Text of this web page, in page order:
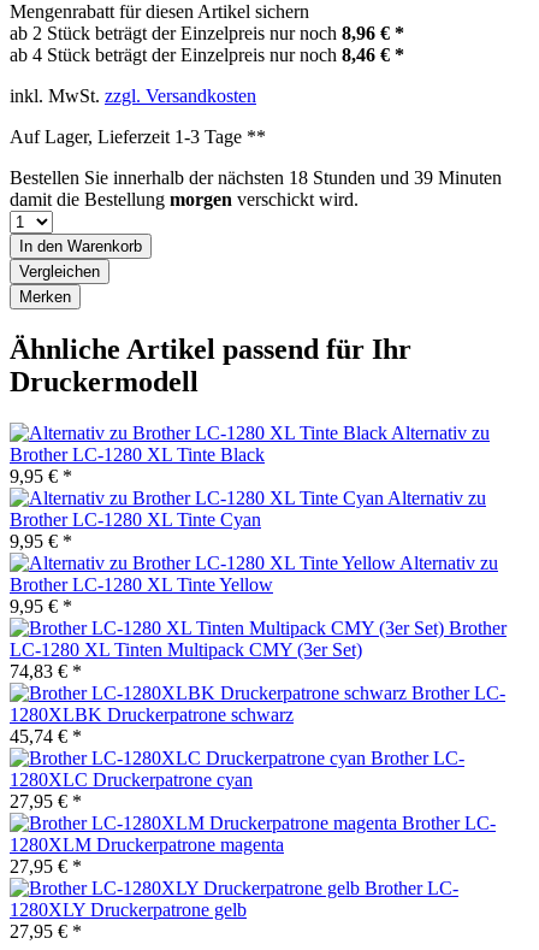
Mengenrabatt für diesen Artikel sichern
ab 2 Stück beträgt der Einzelpreis nur noch 8,96 € *
ab 4 Stück beträgt der Einzelpreis nur noch 8,46 € *
inkl. MwSt. zzgl. Versandkosten
Auf Lager, Lieferzeit 1-3 Tage **
Bestellen Sie innerhalb der nächsten 18 Stunden und 39 Minuten
damit die Bestellung morgen verschickt wird.
In den Warenkorb
Vergleichen
Merken
Ähnliche Artikel passend für Ihr
Druckermodell
Alternativ zu
Brother LC-1280 XL Tinte Black
9,95 € *
Alternativ zu
Brother LC-1280 XL Tinte Cyan
9,95 € *
Alternativ zu
Brother LC-1280 XL Tinte Yellow
9,95 € *
Brother
LC-1280 XL Tinten Multipack CMY (3er Set)
74,83 € *
Brother LC-
1280XLBK Druckerpatrone schwarz
45,74 € *
Brother LC-
1280XLC Druckerpatrone cyan
27,95 € *
Brother LC-
1280XLM Druckerpatrone magenta
27,95 € *
Brother LC-
1280XLY Druckerpatrone gelb
27,95 € *